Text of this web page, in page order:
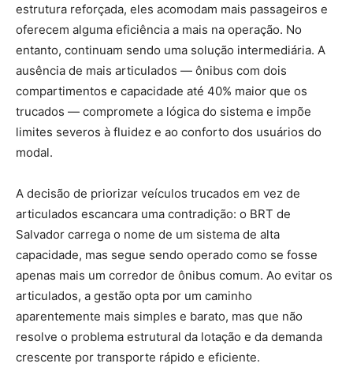
estrutura reforçada, eles acomodam mais passageiros e
oferecem alguma eficiência a mais na operação. No
entanto, continuam sendo uma solução intermediária. A
ausência de mais articulados — ônibus com dois
compartimentos e capacidade até 40% maior que os
trucados — compromete a lógica do sistema e impõe
limites severos à fluidez e ao conforto dos usuários do
modal.
A decisão de priorizar veículos trucados em vez de
articulados escancara uma contradição: o BRT de
Salvador carrega o nome de um sistema de alta
capacidade, mas segue sendo operado como se fosse
apenas mais um corredor de ônibus comum. Ao evitar os
articulados, a gestão opta por um caminho
aparentemente mais simples e barato, mas que não
resolve o problema estrutural da lotação e da demanda
crescente por transporte rápido e eficiente.